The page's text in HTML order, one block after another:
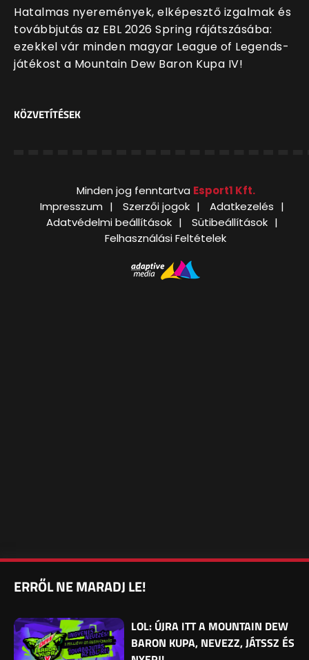
Hatalmas nyeremények, elképesztő izgalmak és
továbbjutás az EBL 2026 Spring rájátszásába:
ezekkel vár minden magyar League of Legends-
játékost a Mountain Dew Baron Kupa IV!
KÖZVETÍTÉSEK
Minden jog fenntartva Esport1 Kft.
Impresszum
Szerzői jogok
Adatkezelés
Adatvédelmi beállítások
Sütibeállítások
Felhasználási Feltételek
ERRŐL NE MARADJ LE!
LOL: ÚJRA ITT A MOUNTAIN DEW
BARON KUPA, NEVEZZ, JÁTSSZ ÉS